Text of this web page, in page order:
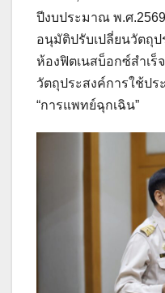
ปีงบประมาณ พ.ศ
อนุมัติปรับเปลี่ยนวัตถุ
ห้องฟิตเนสบ็อกซ์สำเร็
วัตถุประสงค์การใช้ป
“การแพทย์ฉุกเฉิน”